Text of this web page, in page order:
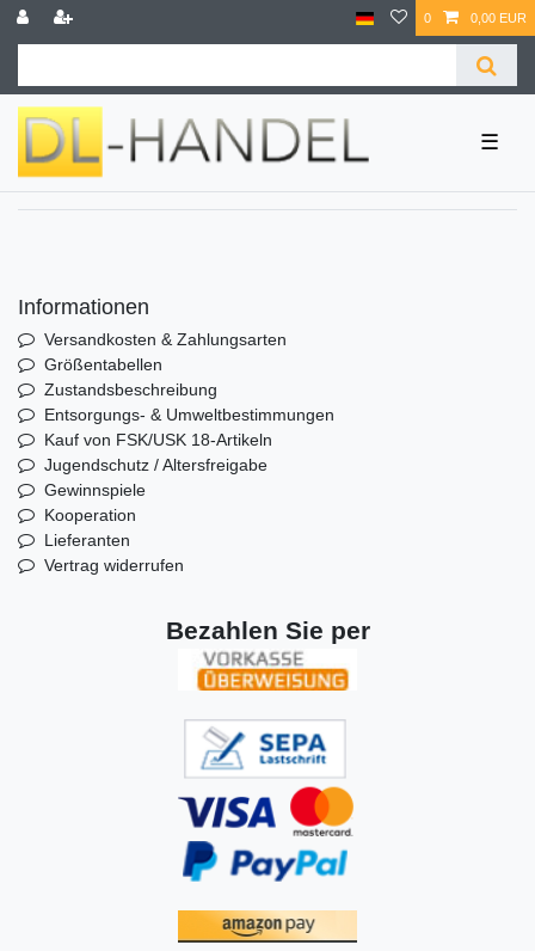
0 0,00 EUR
☰
Informationen
Versandkosten & Zahlungsarten
Größentabellen
Zustandsbeschreibung
Entsorgungs- & Umweltbestimmungen
Kauf von FSK/USK 18-Artikeln
Jugendschutz / Altersfreigabe
Gewinnspiele
Kooperation
Lieferanten
Vertrag widerrufen
Bezahlen Sie per